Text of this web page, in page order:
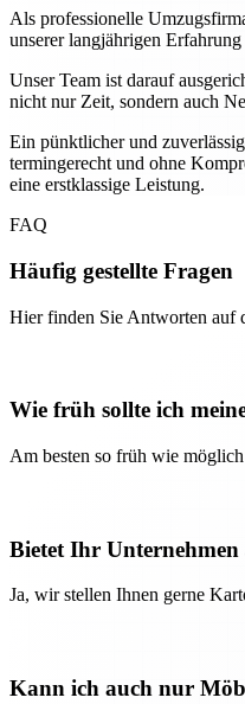
Als professionelle
unserer langjährigen
Unser Team ist darauf
nicht nur Zeit, sondern auch
Ein pünktlicher und
termingerecht und ohne
eine erstklassige Leistung.
FAQ
Häufig gestellte Fragen
Hier finden Sie Antworten auf
Wie früh sollte ich
Am besten so früh wie
Bietet Ihr
Ja, wir stellen Ihnen gerne
Kann ich auch nur